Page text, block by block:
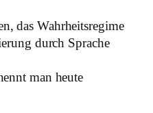
das Wahrheitsregime
durch Sprache
man heute